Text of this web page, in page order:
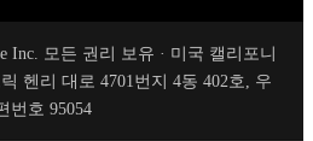
Inc. 모든 권리 보유 · 미국 캘리포니
헨리 대로 4701번지 4동 402호, 우
번호 95054